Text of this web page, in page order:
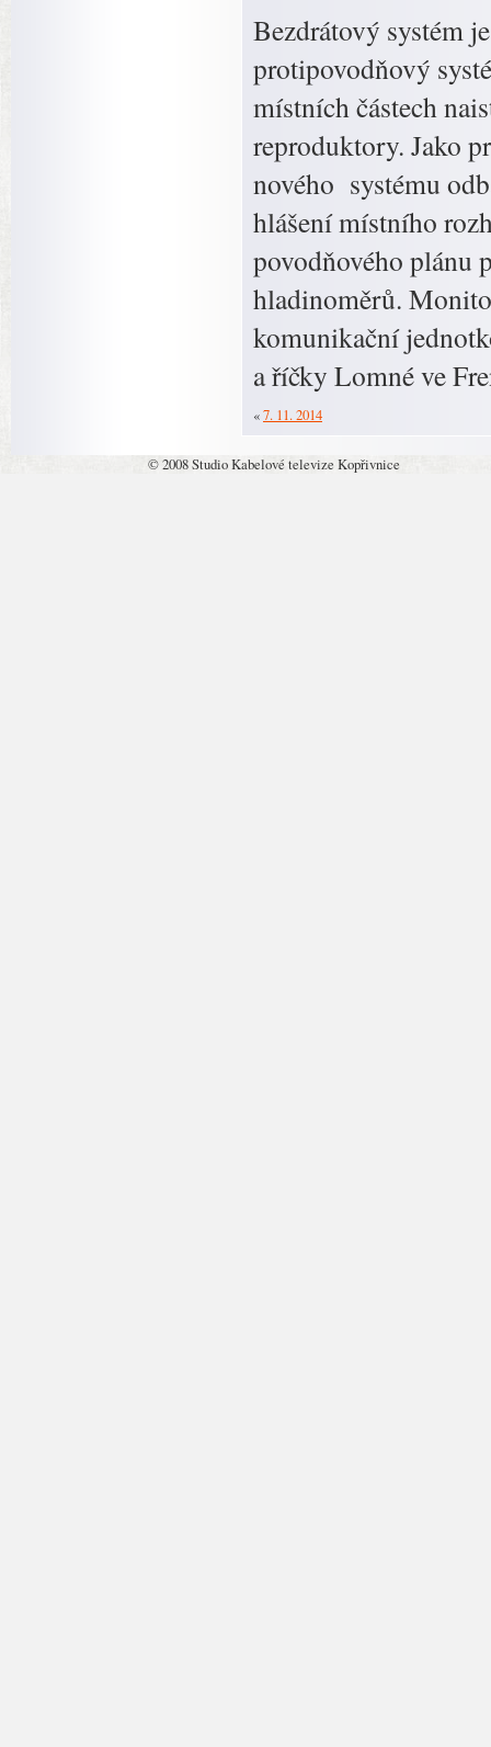
Bezdrátový systém
protipovodňový
místních částech
reproduktory. Jako
nového systému
hlášení místního
povodňového plánu
hladinoměrů.
komunikační
a říčky Lomné ve
«7. 11. 2014
© 2008 Studio Kabelové televize Kopřivnice